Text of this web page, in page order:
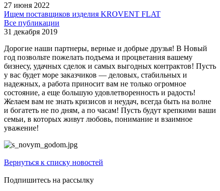
27 июня 2022
Ищем поставщиков изделия KROVENT FLAT
Все публикации
31 декабря 2019
Дорогие наши партнеры, верные и добрые друзья! В Новый
год позвольте пожелать подъема и процветания вашему
бизнесу, удачных сделок и самых выгодных контрактов! Пусть
у вас будет море заказчиков — деловых, стабильных и
надежных, а работа приносит вам не только огромное
состояние, а еще большую удовлетворенность и радость!
Желаем вам не знать кризисов и неудач, всегда быть на волне
и богатеть не по дням, а по часам! Пусть будут крепкими ваши
семьи, в которых живут любовь, понимание и взаимное
уважение!
Вернуться к списку новостей
Подпишитесь на рассылку